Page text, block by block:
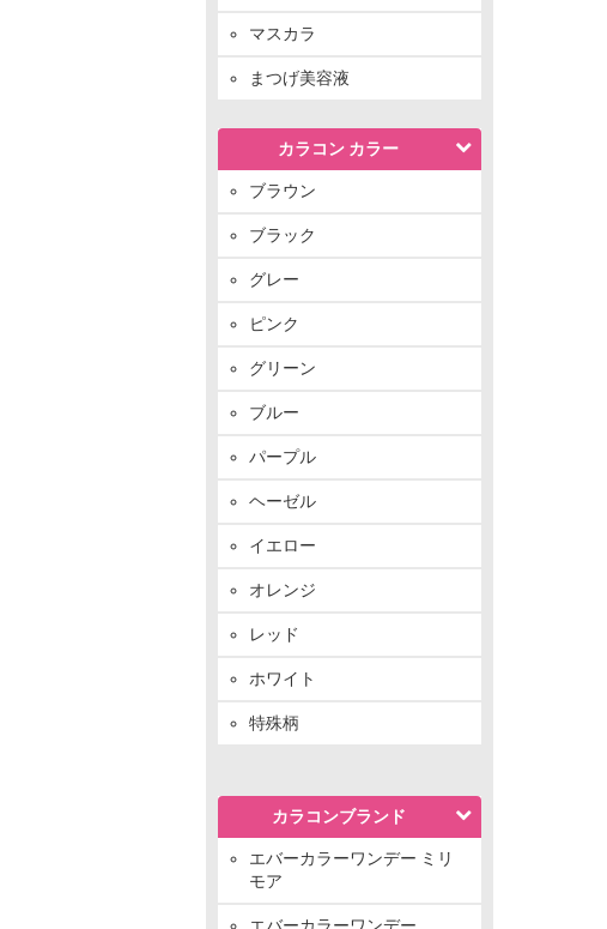
マスカラ
まつげ美容液
カラコン カラー
ブラウン
ブラック
グレー
ピンク
グリーン
ブルー
パープル
ヘーゼル
イエロー
オレンジ
レッド
ホワイト
特殊柄
カラコンブランド
エバーカラーワンデー ミリ
モア
エバーカラーワンデー